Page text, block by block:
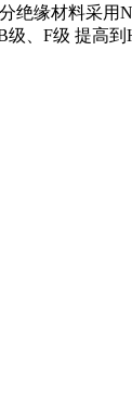
绝缘材料采用
、F级 提高